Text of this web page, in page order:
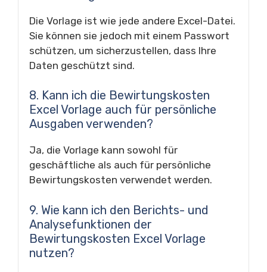
Die Vorlage ist wie jede andere Excel-Datei.
Sie können sie jedoch mit einem Passwort
schützen, um sicherzustellen, dass Ihre
Daten geschützt sind.
8. Kann ich die Bewirtungskosten
Excel Vorlage auch für persönliche
Ausgaben verwenden?
Ja, die Vorlage kann sowohl für
geschäftliche als auch für persönliche
Bewirtungskosten verwendet werden.
9. Wie kann ich den Berichts- und
Analysefunktionen der
Bewirtungskosten Excel Vorlage
nutzen?